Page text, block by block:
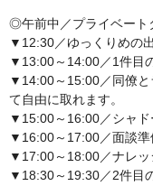
◎午前中／プライベート
▼12:30／ゆっくりめの
▼13:00～14:00／1件目
▼14:00～15:00／同僚
て自由に取れます。
▼15:00～16:00／シャド
▼16:00～17:00／面談準
▼17:00～18:00／ナレ
▼18:30～19:30／2件目